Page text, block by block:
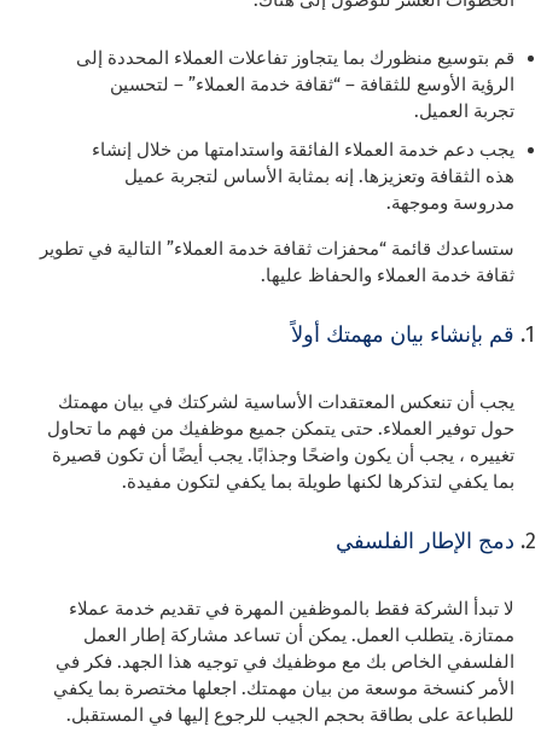
قم بتوسيع منظورك بما يتجاوز تفاعلات العملاء المحددة إلى
الرؤية الأوسع للثقافة – “ثقافة خدمة العملاء” – لتحسين
تجربة العميل.
يجب دعم خدمة العملاء الفائقة واستدامتها من خلال إنشاء
هذه الثقافة وتعزيزها. إنه بمثابة الأساس لتجربة عميل
مدروسة وموجهة.
ستساعدك قائمة “محفزات ثقافة خدمة العملاء” التالية في تطوير
ثقافة خدمة العملاء والحفاظ عليها.
قم بإنشاء بيان مهمتك أولاً
يجب أن تنعكس المعتقدات الأساسية لشركتك في بيان مهمتك
حول توفير العملاء. حتى يتمكن جميع موظفيك من فهم ما تحاول
تغييره ، يجب أن يكون واضحًا وجذابًا. يجب أيضًا أن تكون قصيرة
بما يكفي لتذكرها لكنها طويلة بما يكفي لتكون مفيدة.
دمج الإطار الفلسفي
لا تبدأ الشركة فقط بالموظفين المهرة في تقديم خدمة عملاء
ممتازة. يتطلب العمل. يمكن أن تساعد مشاركة إطار العمل
الفلسفي الخاص بك مع موظفيك في توجيه هذا الجهد. فكر في
الأمر كنسخة موسعة من بيان مهمتك. اجعلها مختصرة بما يكفي
للطباعة على بطاقة بحجم الجيب للرجوع إليها في المستقبل.